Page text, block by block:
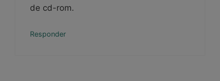
de cd-rom.
Responder